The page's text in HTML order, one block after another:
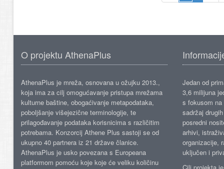
O projektu AthenaPlus
AthenaPlus je mreža, osnovana u ožujku 2013.,
koja ima za cilj omogućavanje pristupa mrežama
kulturne baštine, obogaćivanje metapodataka,
poboljšanje višejezične terminologije, te
prilagođavanje podataka korisnicima s različitim
potrebama. Konzorcij Athene Plus sastoji se od
ukupno 40 partnera iz 21 države članice.
AthenaPlus je usko povezana s Europeana
platformom pomoću koje koje će veliku količinu
Jedan od
3,6 milijuna
s fokusom
sadržaj
posredni
arhivi,
organizacije,
uključen i